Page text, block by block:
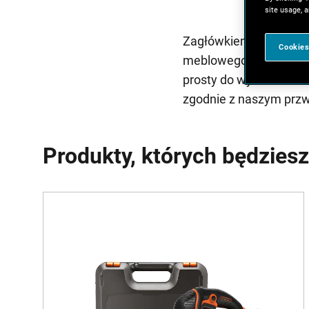
Zagłówkiem do łóżka
meblowego, dlaczego
prosty do wykonania i
zgodnie z naszym
Produkty, których
site usage,